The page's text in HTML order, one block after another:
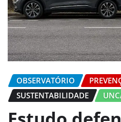
OBSERVATÓRIO
SUSTENTABILIDADE